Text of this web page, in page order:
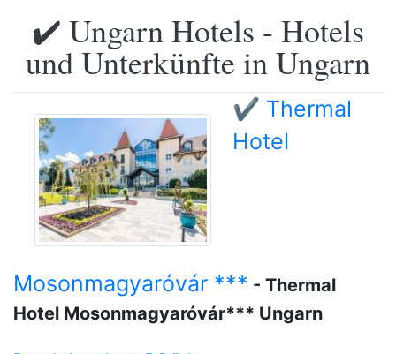
✔️ Ungarn Hotels - Hotels
und Unterkünfte in Ungarn
✔️ Thermal
Hotel
Mosonmagyaróvár *** - Thermal
Hotel Mosonmagyaróvár*** Ungarn